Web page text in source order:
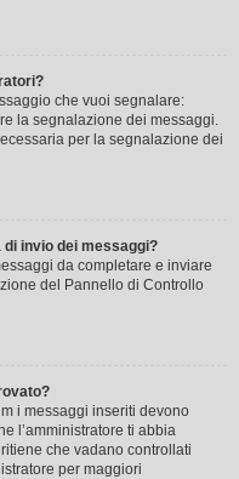
che vuoi segnalare:
la segnalazione dei messaggi.
per la segnalazione dei
di invio dei messaggi?
da completare e inviare
del Pannello di Controllo
i messaggi inseriti devono
l’amministratore ti abbia
che vadano controllati
per maggiori